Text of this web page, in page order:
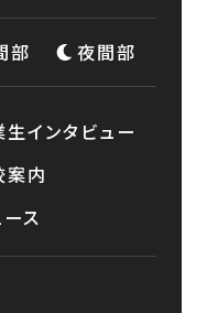
部 夜間部
インタビュー
案内
ス